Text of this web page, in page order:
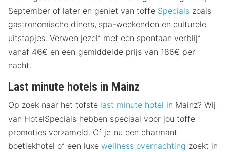
September of later en geniet van toffe Specials zoals
gastronomische diners, spa-weekenden en culturele
uitstapjes. Verwen jezelf met een spontaan verblijf
vanaf 46€ en een gemiddelde prijs van 186€ per
nacht.
Last minute hotels in Mainz
Op zoek naar het tofste last minute hotel in Mainz? Wij
van HotelSpecials hebben speciaal voor jou toffe
promoties verzameld. Of je nu een charmant
boetiekhotel of een luxe wellness overnachting zoekt in